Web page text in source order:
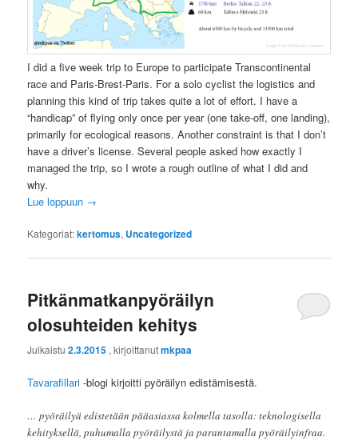
I did a five week trip to Europe to participate Transcontinental
race and Paris-Brest-Paris. For a solo cyclist the logistics and
planning this kind of trip takes quite a lot of effort. I have a
“handicap” of flying only once per year (one take-off, one landing),
primarily for ecological reasons. Another constraint is that I don’t
have a driver’s license. Several people asked how exactly I
managed the trip, so I wrote a rough outline of what I did and
why.
Lue loppuun →
Kategoriat:kertomus, Uncategorized
Pitkänmatkanpyöräilyn
olosuhteiden kehitys
Julkaistu2.3.2015 , kirjoittanutmkpaa
Tavarafillari -blogi kirjoitti pyöräilyn edistämisestä.
… pyöräilyä edistetään pääasiassa kolmella tasolla: teknologisella
kehityksellä, puhumalla pyöräilystä ja parantamalla pyöräilyinfraa.